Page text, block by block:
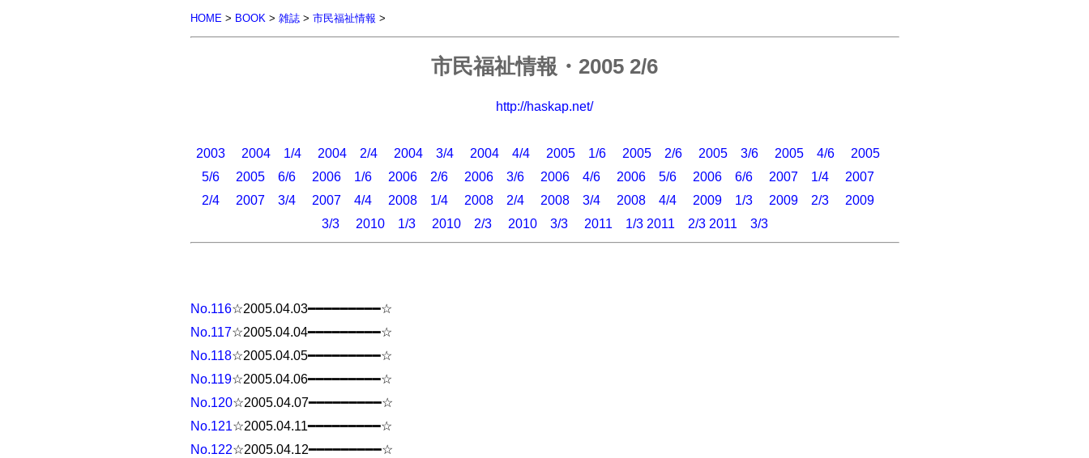
HOME> BOOK> 雑誌> 市民福祉情報 >
市民福祉情報・2005 2/6
http://haskap.net/
2003 2004 1/4 2004 2/4 2004 3/4 2004 4/4 2005 1/6 2005 2/6 2005 3/6 2005 4/6
2005
5/6
2005 6/6 2006 1/6 2006 2/6 2006 3/6 2006 4/6 2006 5/6 2006 6/6 2007 1/4
2007
2/4
2007 3/4 2007 4/4 2008 1/4 2008 2/4 2008 3/4 2008 4/4 2009 1/3 2009 2/3
2009
3/3
2010 1/3 2010 2/3 2010 3/3 2011 1/3 2011 2/3 2011 3/3
No.116☆2005.04.03━━━━━━━━━☆
No.117☆2005.04.04━━━━━━━━━☆
No.118☆2005.04.05━━━━━━━━━☆
No.119☆2005.04.06━━━━━━━━━☆
No.120☆2005.04.07━━━━━━━━━☆
No.121☆2005.04.11━━━━━━━━━☆
No.122☆2005.04.12━━━━━━━━━☆